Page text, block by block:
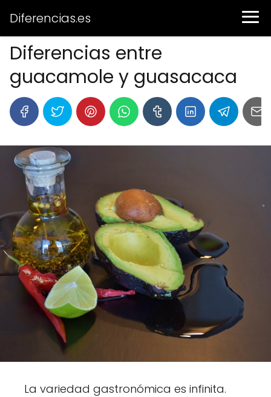
Diferencias.es
Diferencias entre
guacamole y guasacaca
La variedad gastronómica es infinita.